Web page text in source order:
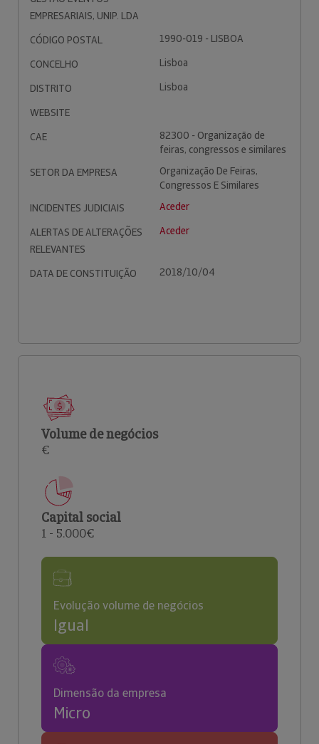
EMPRESARIAIS, UNIP. LDA
CÓDIGO POSTAL
1990-019 - LISBOA
CONCELHO
Lisboa
DISTRITO
Lisboa
WEBSITE
CAE
82300 - Organização de
feiras, congressos e similares
SETOR DA EMPRESA
Organização De Feiras,
Congressos E Similares
INCIDENTES JUDICIAIS
Aceder
ALERTAS DE ALTERAÇÕES
RELEVANTES
Aceder
DATA DE CONSTITUIÇÃO 2018/10/04
Volume de negócios
€
Capital social
1 - 5.000€
Evolução volume de negócios
Igual
Dimensão da empresa
Micro